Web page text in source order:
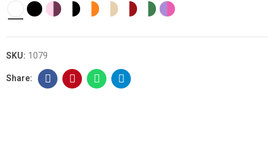
SKU: 1079